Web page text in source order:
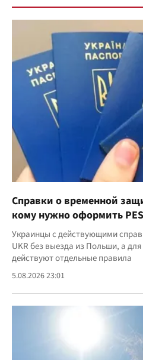
Справки о временной
кому нужно оформить
Украинцы с действующими
UKR без выезда из Польши, а
действуют отдельные правила
5.08.2026 23:01